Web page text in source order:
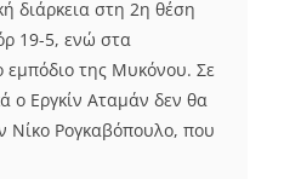
διάρκεια στη 2η θέση
19-5, ενώ στα
εμπόδιο της Μυκόνου. Σε
ο Εργκίν Αταμάν δεν θα
Νίκο Ρογκαβόπουλο, που